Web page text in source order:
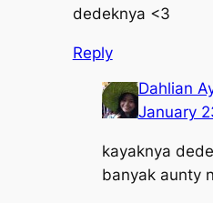
dedeknya <3
Reply
Dahlian
January
kayaknya
banyak aunty